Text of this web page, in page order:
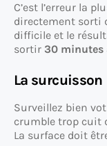
C’est l’erreur la
directement sorti
difficile et le
sortir 30 minutes
La surcuisson
Surveillez bien
crumble trop cuit
La surface doit